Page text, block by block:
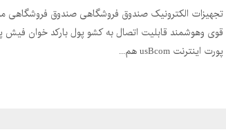
پورت اینترنت usBcom هم...